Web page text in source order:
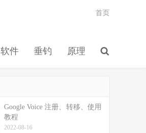
软件 垂钓 原理
首页
Google Voice 注册、转移、使用
教程
2022-08-16